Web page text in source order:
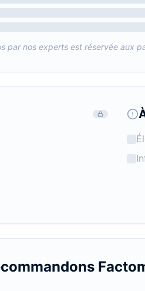
par nos experts est réservée aux